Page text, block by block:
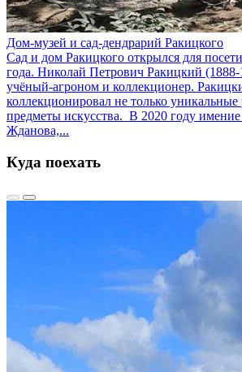
Дом-музей и сад-дендрарий Ракицкого
Сад и дом Ракицкого открылся для
года. Николай Петрович Ракицкий (1888-
учёный-агроном и коллекционер.
коллекционировал не только уникальные
предметы искусства. В 2020 году
Жданова,...
Куда поехать